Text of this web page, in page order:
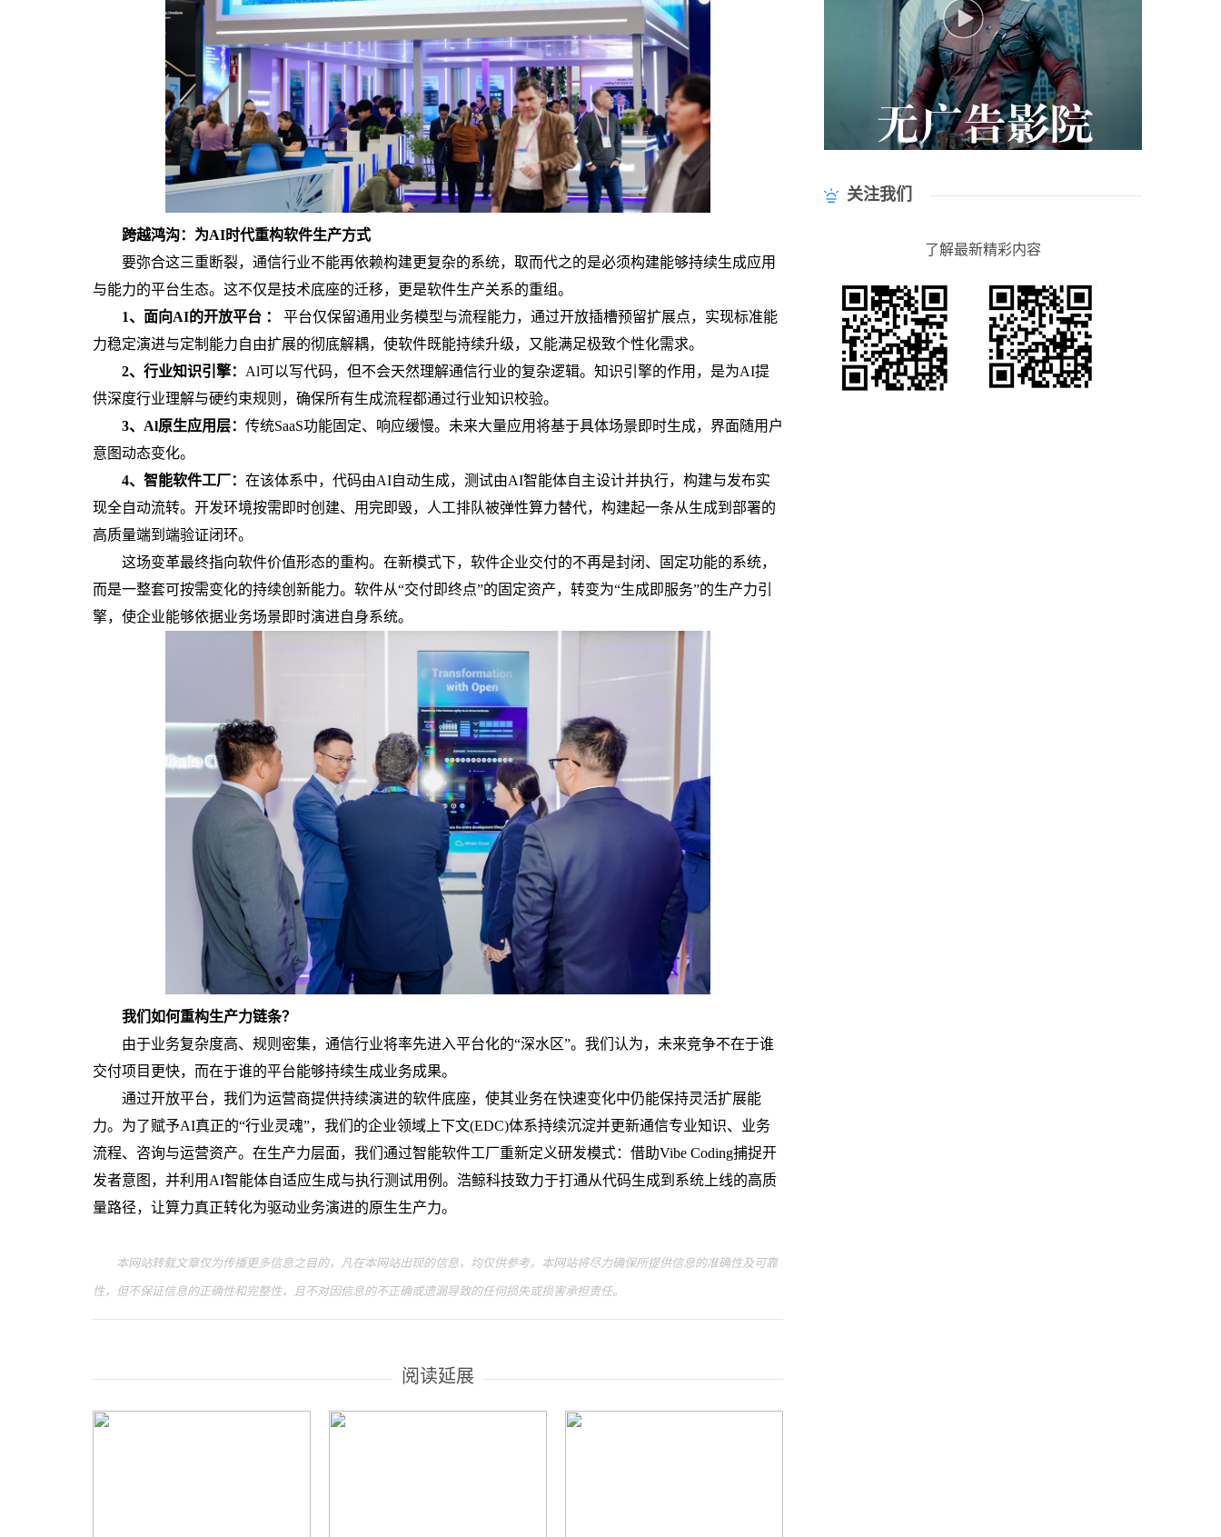
跨越鸿沟：为AI时代重构软件生产方式
要弥合这三重断裂，通信行业不能再依赖构建更复杂的系统，取而代之的是必须构建能够持续生成应用
与能力的平台生态。这不仅是技术底座的迁移，更是软件生产关系的重组。
1、 面向AI的开放平台 ：
平台仅保留通用业务模型与流程能力，通过开放插槽预留扩展点，实现标准能
力稳定演进与定制能力自由扩展的彻底解耦，使软件既能持续升级，又能满足极致个性化需求。
2、 行业知识引擎： Al可以写代码，但不会天然理解通信行业的复杂逻辑。知识引擎的作用，是为AI提
供深度行业理解与硬约束规则，确保所有生成流程都通过行业知识校验。
3、 Al原生应用层： 传统SaaS功能固定、响应缓慢。未来大量应用将基于具体场景即时生成，界面随用户
意图动态变化。
4、 智能软件工厂： 在该体系中，代码由AI自动生成，测试由AI智能体自主设计并执行，构建与发布实
现全自动流转。开发环境按需即时创建、用完即毁，人工排队被弹性算力替代，构建起一条从生成到部署的
高质量端到端验证闭环。
这场变革最终指向软件价值形态的重构。在新模式下，软件企业交付的不再是封闭、固定功能的系统，
而是一整套可按需变化的持续创新能力。软件从“交付即终点”的固定资产，转变为“生成即服务”的生产力引
擎，使企业能够依据业务场景即时演进自身系统。
我们如何重构生产力链条？
由于业务复杂度高、规则密集，通信行业将率先进入平台化的“深水区”。我们认为，未来竞争不在于谁
交付项目更快，而在于谁的平台能够持续生成业务成果。
通过开放平台，我们为运营商提供持续演进的软件底座，使其业务在快速变化中仍能保持灵活扩展能
力。为了赋予AI真正的“行业灵魂”，我们的企业领域上下文(EDC)体系持续沉淀并更新通信专业知识、业务
流程、咨询与运营资产。在生产力层面，我们通过智能软件工厂重新定义研发模式：借助Vibe Coding捕捉开
发者意图，并利用AI智能体自适应生成与执行测试用例。浩鲸科技致力于打通从代码生成到系统上线的高质
量路径，让算力真正转化为驱动业务演进的原生生产力。
本网站转载文章仅为传播更多信息之目的，凡在本网站出现的信息，均仅供参考。本网站将尽力确保所提供信息的准确性及可靠
性，但不保证信息的正确性和完整性，且不对因信息的不正确或遗漏导致的任何损失或损害承担责任。
阅读延展
关注我们
了解最新精彩内容